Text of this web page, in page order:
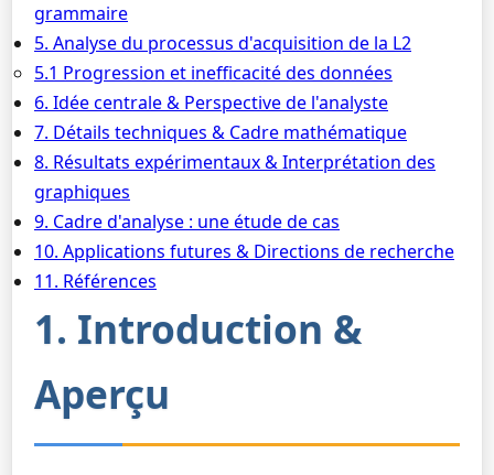
grammaire
5. Analyse du processus d'acquisition de la L2
5.1 Progression et inefficacité des données
6. Idée centrale & Perspective de l'analyste
7. Détails techniques & Cadre mathématique
8. Résultats expérimentaux & Interprétation des
graphiques
9. Cadre d'analyse : une étude de cas
10. Applications futures & Directions de recherche
11. Références
1. Introduction &
Aperçu